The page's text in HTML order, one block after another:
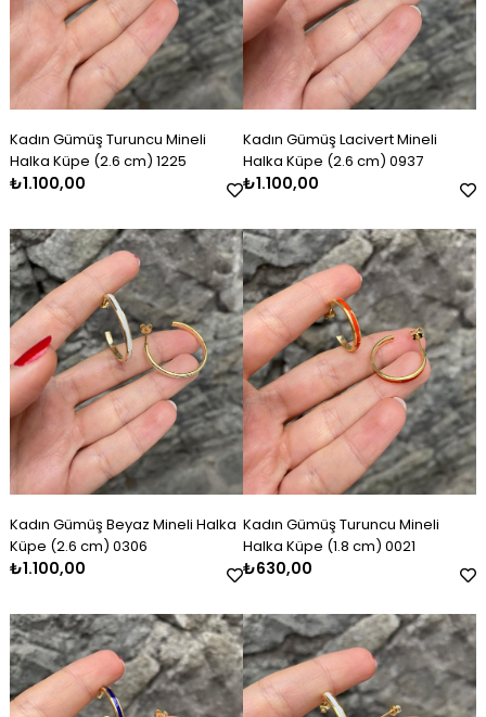
Kadın Gümüş Turuncu Mineli
Halka Küpe (2.6 cm) 1225
₺1.100,00
Kadın Gümüş Lacivert Mineli
Halka Küpe (2.6 cm) 0937
₺1.100,00
Kadın Gümüş Beyaz Mineli Halka
Küpe (2.6 cm) 0306
₺1.100,00
Kadın Gümüş Turuncu Mineli
Halka Küpe (1.8 cm) 0021
₺630,00